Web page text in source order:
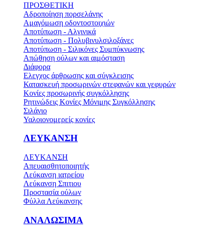
ΠΡΟΣΘΕΤΙΚΗ
Αδροποίηση πορσελάνης
Αμαγόμωση οδοντοστοιχιών
Αποτύπωση - Αλγινικά
Αποτύπωση - Πολυβινυλσιλοξάνες
Αποτύπωση - Σιλικόνες Συμπύκνωσης
Απώθηση ούλων και αιμόσταση
Διάφορα
Ελεγχος άρθρωσης και σύγκλεισης
Κατασκευή προσωρινών στεφανών και γεφυρών
Κονίες προσωρινής συγκόλλησης
Ρητινώδεις Κονίες Μόνιμης Συγκόλλησης
Σιλάνιο
Υαλοιονομερείς κονίες
ΛΕΥΚΑΝΣΗ
ΛΕΥΚΑΝΣΗ
Απευαισθητοποιητής
Λεύκανση ιατρείου
Λεύκανση Σπιτιου
Προστασία ούλων
Φύλλα Λεύκανσης
ΑΝΑΛΩΣΙΜΑ